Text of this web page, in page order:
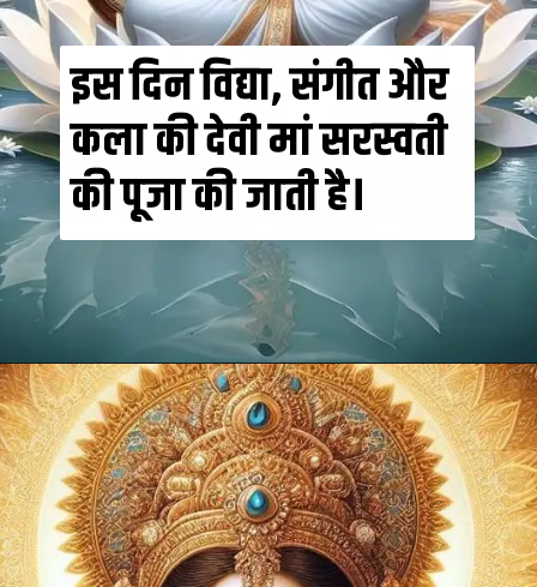
इस दिन विद्या, संगीत और
कला की देवी मां सरस्वती
की पूजा की जाती है।